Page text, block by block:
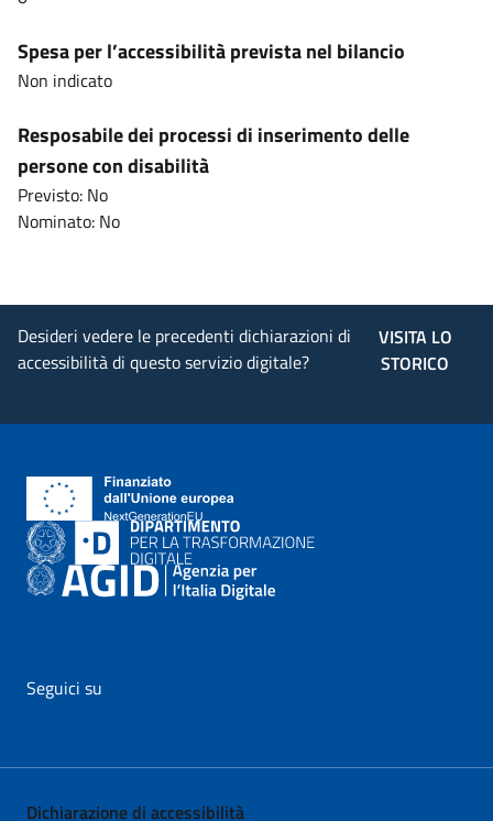
Spesa per l’accessibilità prevista nel bilancio
Non indicato
Resposabile dei processi di inserimento delle
persone con disabilità
Previsto: No
Nominato: No
Desideri vedere le precedenti dichiarazioni di
accessibilità di questo servizio digitale?
VISITA LO
STORICO
Seguici su
Dichiarazione di accessibilità